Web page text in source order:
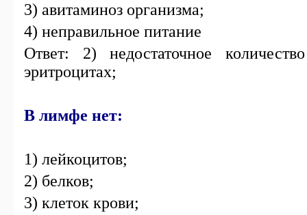
3) авитаминоз организма;
4) неправильное питание
Ответ: 2) недостаточное
эритроцитах;
В лимфе нет:
1) лейкоцитов;
2) белков;
3) клеток крови;